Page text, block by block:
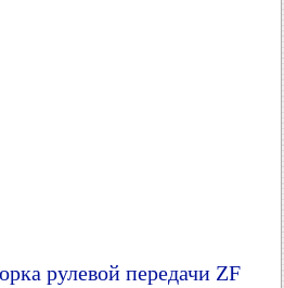
рулевой передачи ZF